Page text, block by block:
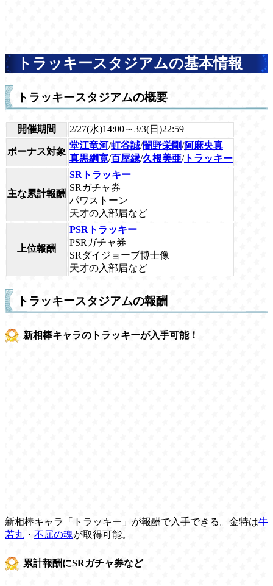
トラッキースタジアムの基本情報
トラッキースタジアムの概要
開催期間 2/27(水)14:00～3/3(日)22:59
ボーナス対象
堂江竜河/虹谷誠/闇野栄剛/阿麻央真
真黒綱寛/百屋縁/久根美亜/トラッキー
主な累計報酬
SRトラッキー
SRガチャ券
パワストーン
天才の入部届など
上位報酬
PSRトラッキー
PSRガチャ券
SRダイジョーブ博士像
天才の入部届など
トラッキースタジアムの報酬
新相棒キャラのトラッキーが入手可能！
新相棒キャラ「トラッキー」が報酬で入手できる。金特は牛
若丸 ・ 不屈の魂が取得可能。
累計報酬にSRガチャ券など